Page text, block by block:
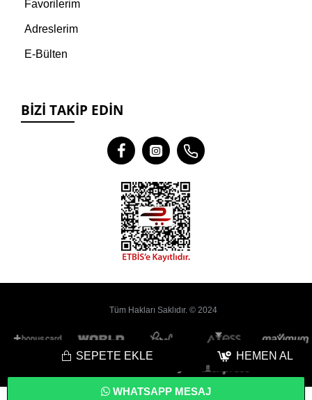
SEPETE EKLE HEMEN AL
WHATSAPP MESAJ
Favorilerim
Adreslerim
E-Bülten
BIZI TAKIP EDIN
Tüm Hakları Saklıdır. © 2024